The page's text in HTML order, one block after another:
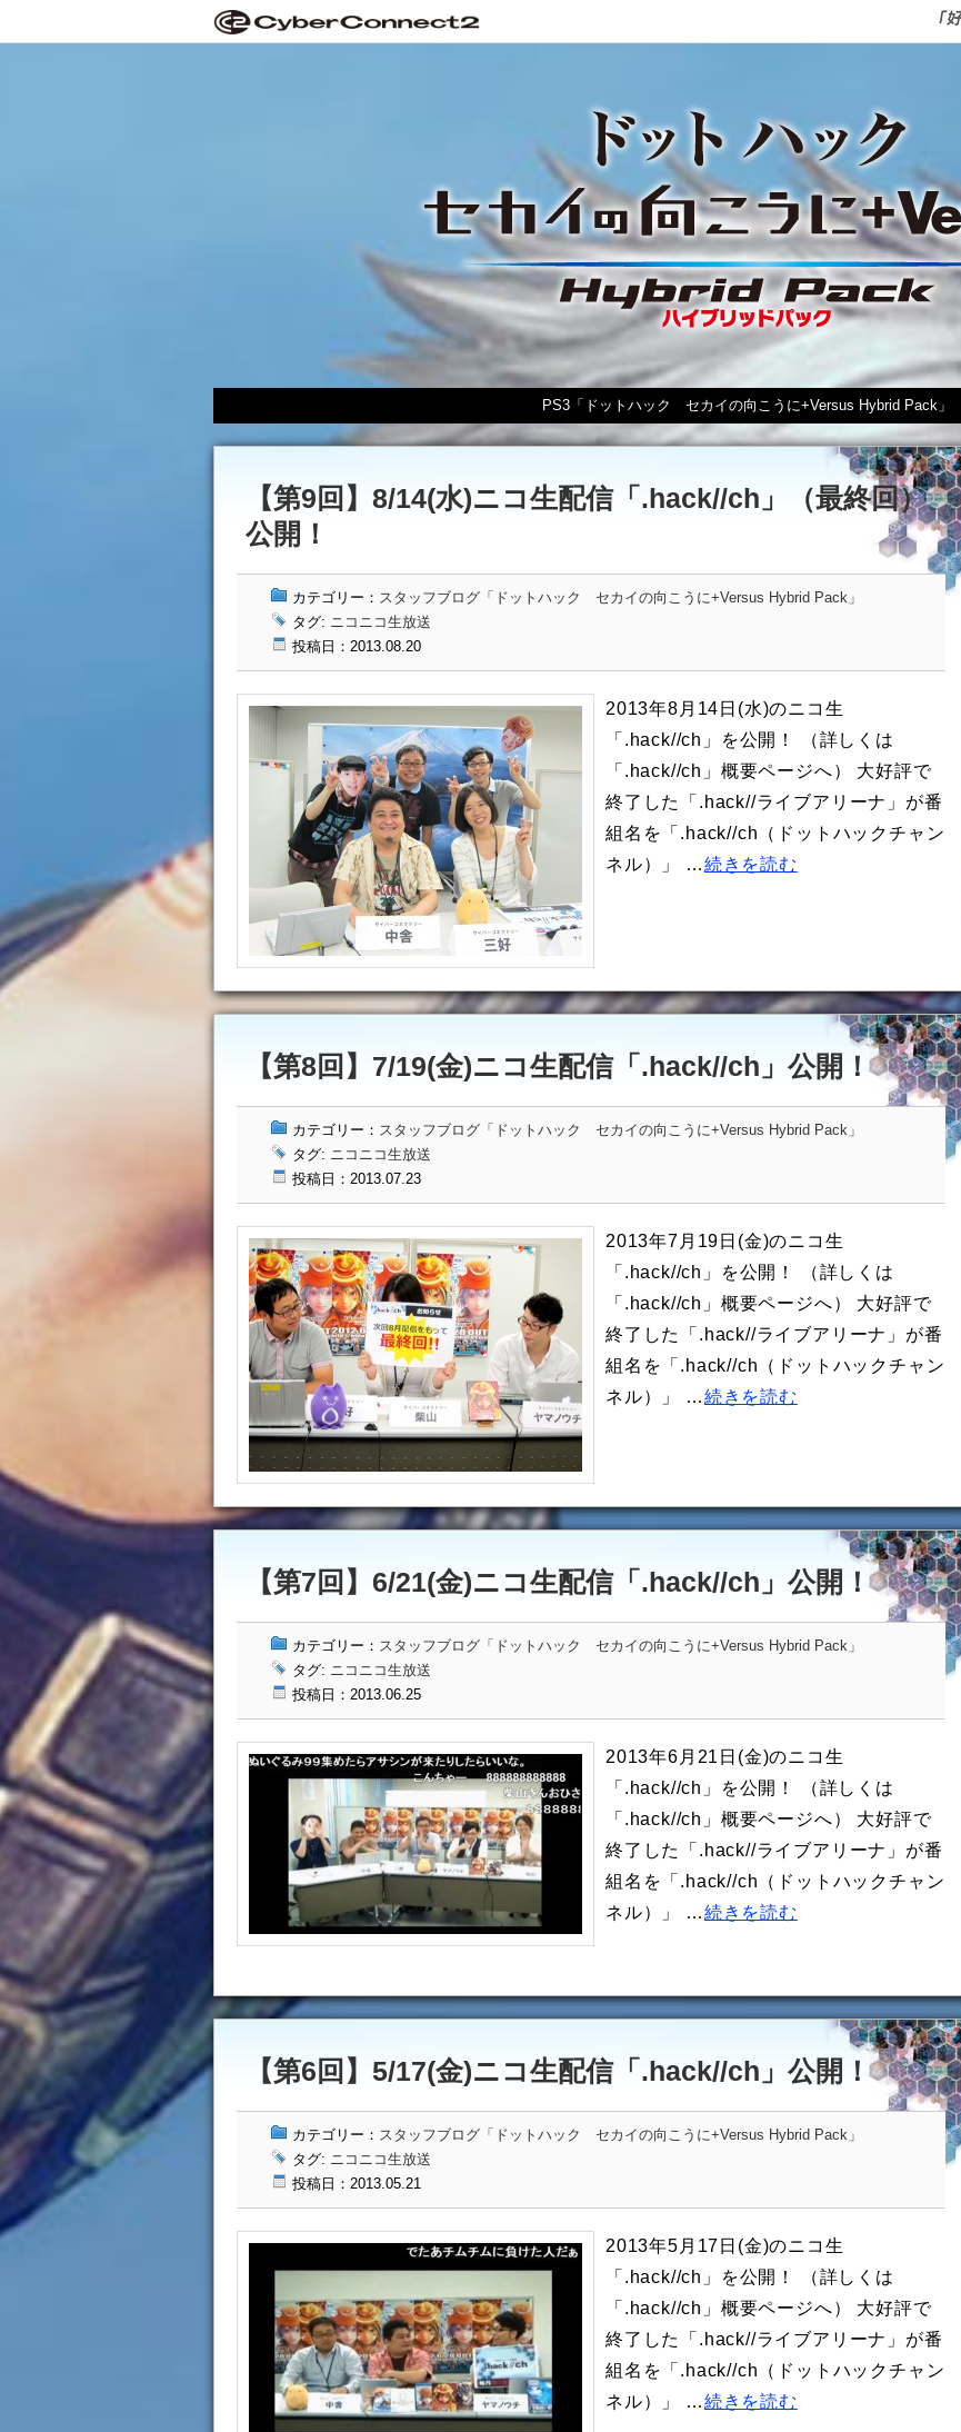
PS3「ドットハック セカイの向こうに+Versus Hybrid Pack」
【第9回】8/14(水)ニコ生配信「.hack//ch」（最終回）
公開！
カテゴリー： スタッフブログ「ドットハック セカイの向こうに+Versus Hybrid Pack」
タグ: ニコニコ生放送
投稿日：2013.08.20
2013年8月14日(水)のニコ生
「.hack//ch」を公開！ （詳しくは
「.hack//ch」概要ページへ） 大好評で
終了した「.hack//ライブアリーナ」が番
組名を「.hack//ch（ドットハックチャン
ネル）」 …続きを読む
【第8回】7/19(金)ニコ生配信「.hack//ch」公開！
カテゴリー： スタッフブログ「ドットハック セカイの向こうに+Versus Hybrid Pack」
タグ: ニコニコ生放送
投稿日：2013.07.23
2013年7月19日(金)のニコ生
「.hack//ch」を公開！ （詳しくは
「.hack//ch」概要ページへ） 大好評で
終了した「.hack//ライブアリーナ」が番
組名を「.hack//ch（ドットハックチャン
ネル）」 …続きを読む
【第7回】6/21(金)ニコ生配信「.hack//ch」公開！
カテゴリー： スタッフブログ「ドットハック セカイの向こうに+Versus Hybrid Pack」
タグ: ニコニコ生放送
投稿日：2013.06.25
2013年6月21日(金)のニコ生
「.hack//ch」を公開！ （詳しくは
「.hack//ch」概要ページへ） 大好評で
終了した「.hack//ライブアリーナ」が番
組名を「.hack//ch（ドットハックチャン
ネル）」 …続きを読む
【第6回】5/17(金)ニコ生配信「.hack//ch」公開！
カテゴリー： スタッフブログ「ドットハック セカイの向こうに+Versus Hybrid Pack」
タグ: ニコニコ生放送
投稿日：2013.05.21
2013年5月17日(金)のニコ生
「.hack//ch」を公開！ （詳しくは
「.hack//ch」概要ページへ） 大好評で
終了した「.hack//ライブアリーナ」が番
組名を「.hack//ch（ドットハックチャン
ネル）」 …続きを読む